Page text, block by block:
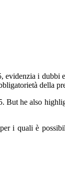
evidenzia i
della
he also
i quali è